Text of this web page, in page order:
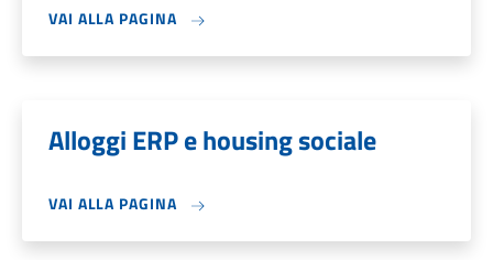
VAI ALLA PAGINA
Alloggi ERP e housing sociale
VAI ALLA PAGINA